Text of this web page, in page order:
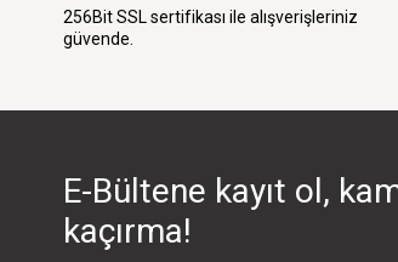
256Bit SSL sertifikası ile alışverişleriniz
güvende.
E-Bültene kayıt ol,
kaçırma!